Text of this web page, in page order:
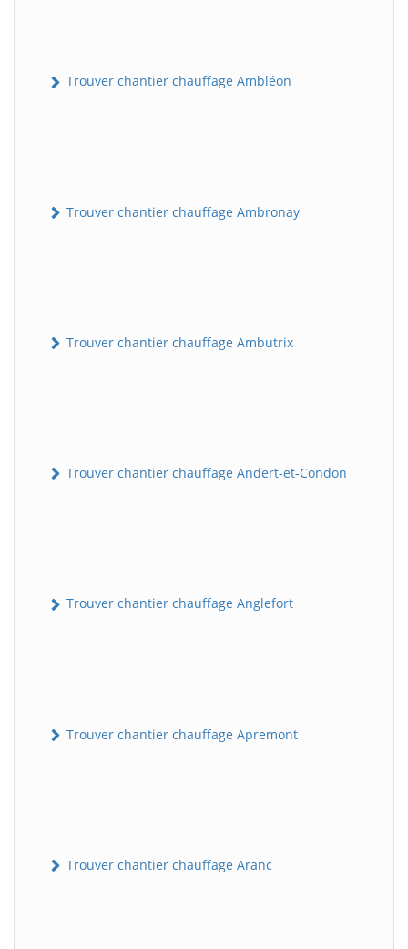
Trouver chantier chauffage Ambléon
Trouver chantier chauffage Ambronay
Trouver chantier chauffage Ambutrix
Trouver chantier chauffage Andert-et-Condon
Trouver chantier chauffage Anglefort
Trouver chantier chauffage Apremont
Trouver chantier chauffage Aranc